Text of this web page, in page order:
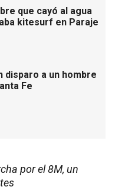
que cayó al agua
kitesurf en Paraje
disparo a un hombre
Fe
por el 8M, un